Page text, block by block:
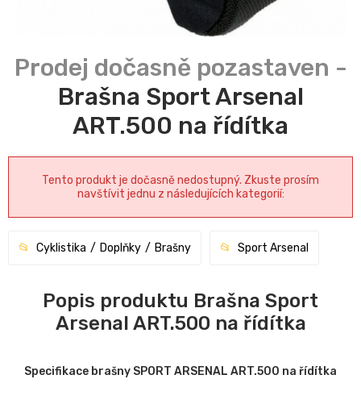
Brašna Sport Arsenal
ART.500 na řídítka
Tento produkt je dočasně nedostupný. Zkuste prosím
navštívit jednu z následujících kategorií:
Cyklistika Doplňky Brašny Sport Arsenal
Popis produktu Brašna Sport
Arsenal ART.500 na řídítka
Specifikace brašny SPORT ARSENAL ART.500 na řídítka